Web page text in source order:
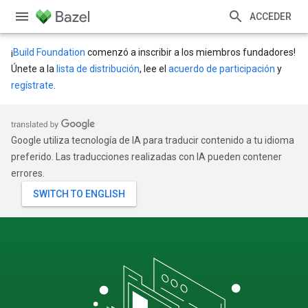
ACCEDER
¡Build Foundation comenzó a inscribir a los miembros fundadores!
Únete a la lista de distribución, lee el acuerdo de participación y
regístrate
Google utiliza tecnología de IA para traducir contenido a tu idioma
preferido. Las traducciones realizadas con IA pueden contener
errores.